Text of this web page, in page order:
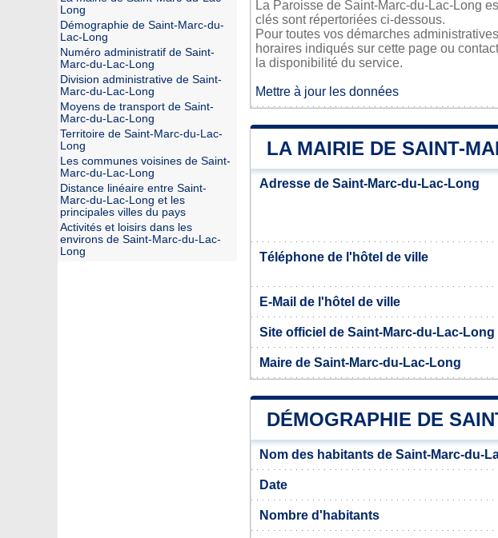
La Paroisse de Saint-Marc-du-Lac-Long
clés sont répertoriées ci-dessous.
Pour toutes vos démarches
horaires indiqués sur cette page ou
la disponibilité du service.
Mettre à jour les données
LA MAIRIE DE SAINT-
Adresse de Saint-Marc-du-Lac-Long
Téléphone de l'hôtel de ville
E-Mail de l'hôtel de ville
Site officiel de Saint-Marc-du-Lac-Long
Maire de Saint-Marc-du-Lac-Long
DÉMOGRAPHIE DE
Nom des habitants de Saint-Marc-du-
Date
Nombre d'habitants
Long
Démographie de Saint-Marc-du-
Lac-Long
Numéro administratif de Saint-
Marc-du-Lac-Long
Division administrative de Saint-
Marc-du-Lac-Long
Moyens de transport de Saint-
Marc-du-Lac-Long
Territoire de Saint-Marc-du-Lac-
Long
Les communes voisines de Saint-
Marc-du-Lac-Long
Distance linéaire entre Saint-
Marc-du-Lac-Long et les
principales villes du pays
Activités et loisirs dans les
environs de Saint-Marc-du-Lac-
Long